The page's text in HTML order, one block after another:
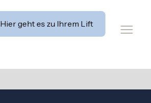
Hier geht es zu Ihrem Lift